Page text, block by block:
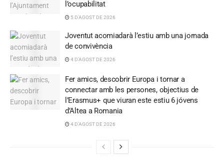
l’ocupabilitat
5 D'AGOST DE 2026
Joventut acomiadarà l’estiu amb una jornada
de convivència
4 D'AGOST DE 2026
Fer amics, descobrir Europa i tornar a
connectar amb les persones, objectius de
l’Erasmus+ que viuran este estiu 6 jóvens
d’Altea a Romania
4 D'AGOST DE 2026